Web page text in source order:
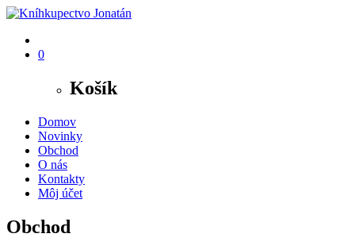
0
Košík
Domov
Novinky
Obchod
O nás
Kontakty
Môj účet
Obchod